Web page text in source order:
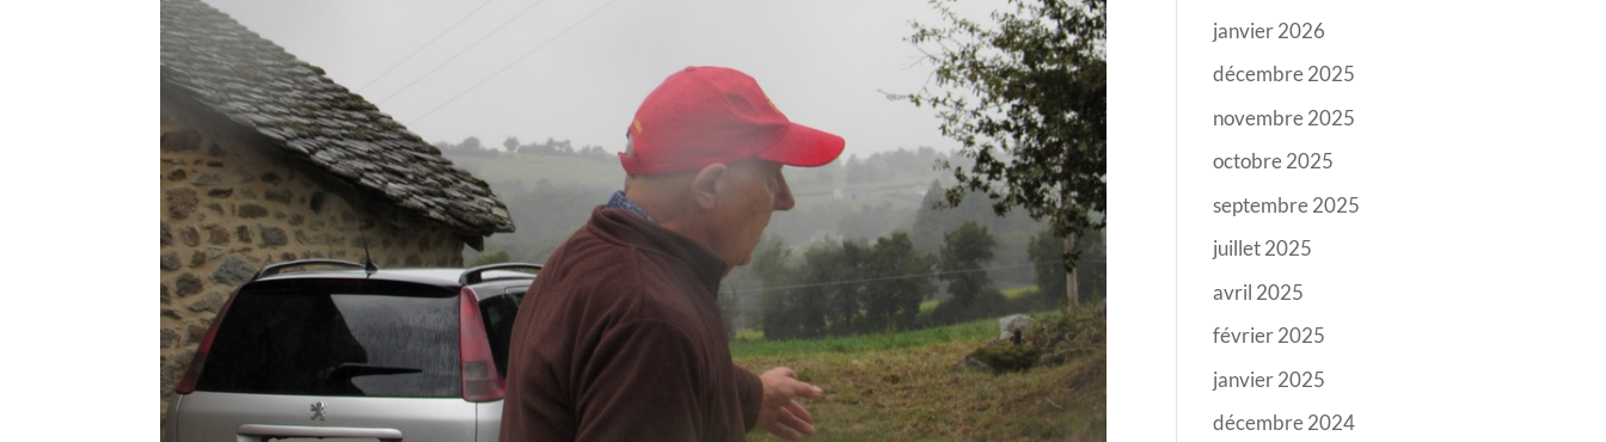
janvier 2026
décembre 2025
novembre 2025
octobre 2025
septembre 2025
juillet 2025
avril 2025
février 2025
janvier 2025
décembre 2024